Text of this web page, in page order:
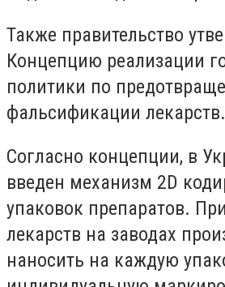
Также правительство
Концепцию реализации
политики по
фальсификации лекарств.
Согласно концепции, в
введен механизм 2D
упаковок препаратов.
лекарств на заводах
наносить на каждую